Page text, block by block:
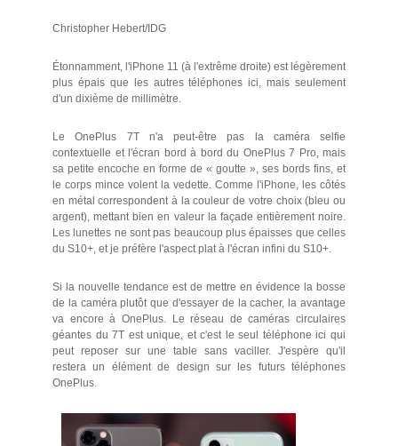
Christopher Hebert/IDG
Étonnamment, l'iPhone 11 (à l'extrême droite) est légèrement
plus épais que les autres téléphones ici, mais seulement
d'un dixième de millimètre.
Le OnePlus 7T n'a peut-être pas la caméra selfie
contextuelle et l'écran bord à bord du OnePlus 7 Pro, mais
sa petite encoche en forme de « goutte », ses bords fins, et
le corps mince volent la vedette. Comme l'iPhone, les côtés
en métal correspondent à la couleur de votre choix (bleu ou
argent), mettant bien en valeur la façade entièrement noire.
Les lunettes ne sont pas beaucoup plus épaisses que celles
du S10+, et je préfère l'aspect plat à l'écran infini du S10+.
Si la nouvelle tendance est de mettre en évidence la bosse
de la caméra plutôt que d'essayer de la cacher, la avantage
va encore à OnePlus. Le réseau de caméras circulaires
géantes du 7T est unique, et c'est le seul téléphone ici qui
peut reposer sur une table sans vaciller. J'espère qu'il
restera un élément de design sur les futurs téléphones
OnePlus.